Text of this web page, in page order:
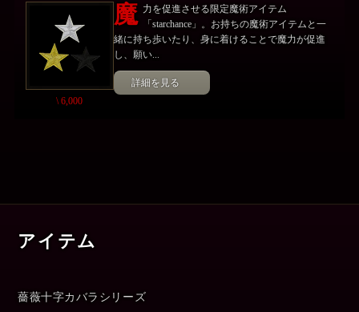
\ 6,000
魔 力を促進させる限定魔術アイテム
「starchance」。お持ちの魔術アイテムと一
緒に持ち歩いたり、身に着けることで魔力が促進
し、願い...
詳細を見る
アイテム
薔薇十字カバラシリーズ